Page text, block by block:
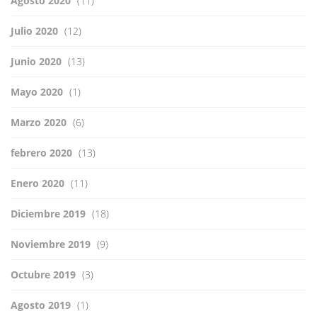
Julio 2020 (12)
Junio 2020 (13)
Mayo 2020 (1)
Marzo 2020 (6)
febrero 2020 (13)
Enero 2020 (11)
Diciembre 2019 (18)
Noviembre 2019 (9)
Octubre 2019 (3)
Agosto 2019 (1)